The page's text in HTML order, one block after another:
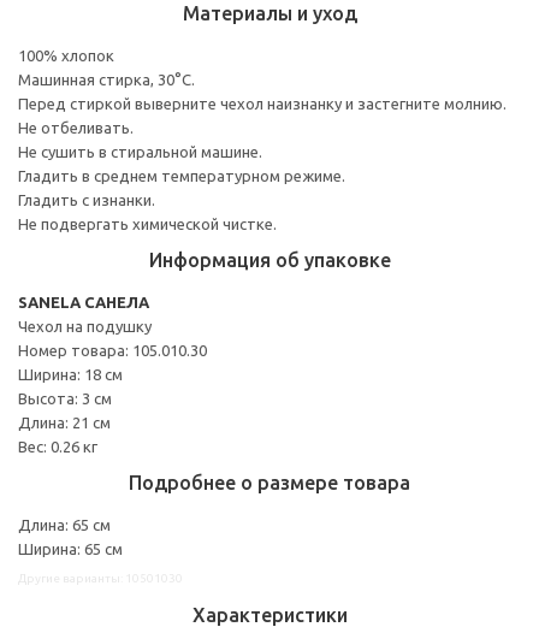
Материалы и уход
100% хлопок
Машинная стирка, 30°С.
Перед стиркой выверните чехол наизнанку и застегните молнию.
Не отбеливать.
Не сушить в стиральной машине.
Гладить в среднем температурном режиме.
Гладить с изнанки.
Не подвергать химической чистке.
Информация об упаковке
SANELA САНЕЛА
Чехол на подушку
Номер товара: 105.010.30
Ширина: 18 см
Высота: 3 см
Длина: 21 см
Вес: 0.26 кг
Подробнее о размере товара
Длина: 65 см
Ширина: 65 см
Характеристики